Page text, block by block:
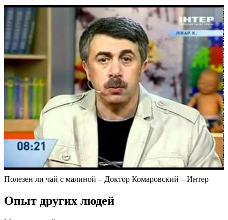
Полезен ли чай с малиной – Доктор Комаровский – Интер
Опыт других людей